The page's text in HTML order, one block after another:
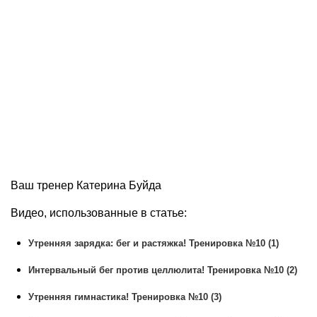
Ваш тренер Катерина Буйда
Видео, использованные в статье:
Утренняя зарядка: бег и растяжка! Тренировка №10 (1)
Интервальный бег против целлюлита! Тренировка №10 (2)
Утренняя гимнастика! Тренировка №10 (3)